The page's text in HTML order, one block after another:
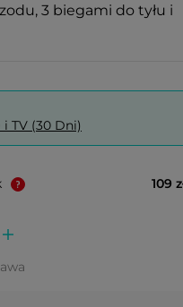
3 biegami do tyłu i
TV (30 Dni)
109